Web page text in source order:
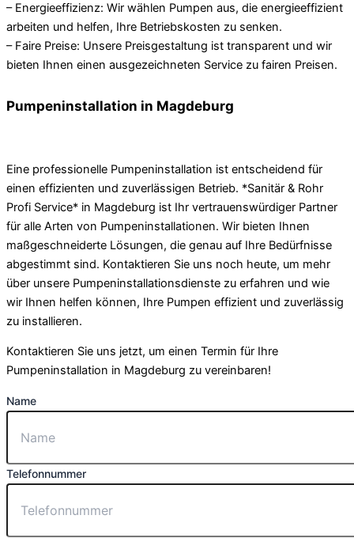
– Energieeffizienz: Wir wählen Pumpen aus, die energieeffizient
arbeiten und helfen, Ihre Betriebskosten zu senken.
– Faire Preise: Unsere Preisgestaltung ist transparent und wir
bieten Ihnen einen ausgezeichneten Service zu fairen Preisen.
Pumpeninstallation in Magdeburg
Eine professionelle Pumpeninstallation ist entscheidend für
einen effizienten und zuverlässigen Betrieb. *Sanitär & Rohr
Profi Service* in Magdeburg ist Ihr vertrauenswürdiger Partner
für alle Arten von Pumpeninstallationen. Wir bieten Ihnen
maßgeschneiderte Lösungen, die genau auf Ihre Bedürfnisse
abgestimmt sind. Kontaktieren Sie uns noch heute, um mehr
über unsere Pumpeninstallationsdienste zu erfahren und wie
wir Ihnen helfen können, Ihre Pumpen effizient und zuverlässig
zu installieren.
Kontaktieren Sie uns jetzt, um einen Termin für Ihre
Pumpeninstallation in Magdeburg zu vereinbaren!
Name
Telefonnummer